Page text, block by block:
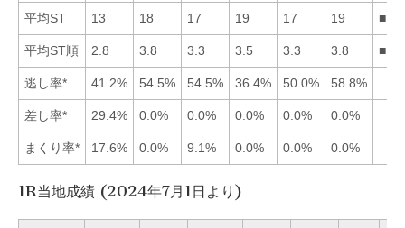
平均ST 13 18 17 19 17 19
平均ST順 2.8 3.8 3.3 3.5 3.3 3.8
逃し率* 41.2% 54.5% 54.5% 36.4% 50.0% 58.8%
差し率* 29.4% 0.0% 0.0% 0.0% 0.0% 0.0%
まくり率* 17.6% 0.0% 9.1% 0.0% 0.0% 0.0%
1R当地成績 (2024年7月1日より)